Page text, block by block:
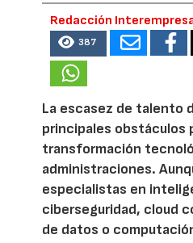
Redacción
387
La escasez de talento
principales obstáculos
transformación
administraciones.
especialistas en
ciberseguridad, cloud
de datos o